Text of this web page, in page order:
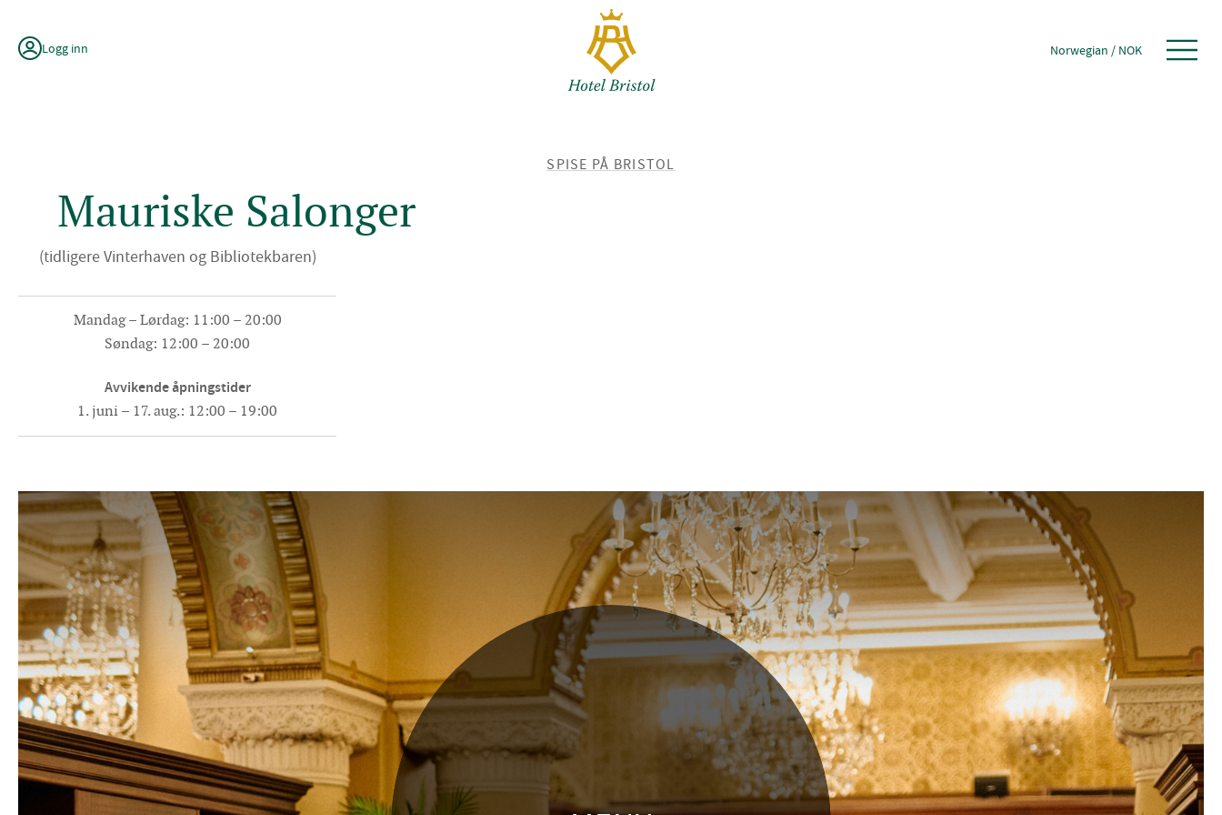
innholdLogg inn Norwegian / NOK
TILBAKE
SPISE PÅ BRISTOL
Mauriske Salonger
(tidligere Vinterhaven og Bibliotekbaren)
Mandag – Lørdag: 11:00 – 20:00
Søndag: 12:00 – 20:00
Avvikende åpningstider
1. juni – 17. aug.: 12:00 – 19:00